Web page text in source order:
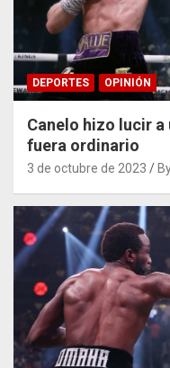
DEPORTES OPINIÓN
Canelo hizo lucir
fuera ordinario
3 de octubre de 2023